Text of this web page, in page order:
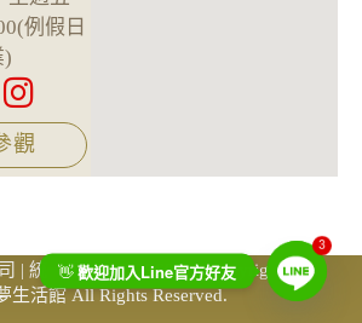
例假日
)
觀
| 統一編號 69759605 ©Copyright
生活館 All Rights Reserved.
3
👋 歡迎加入 Line官方好友